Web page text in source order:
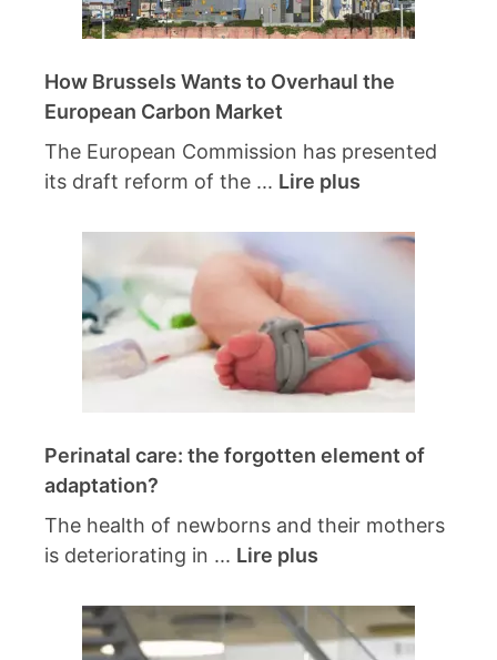
How Brussels Wants to Overhaul the
European Carbon Market
The European Commission has presented
its draft reform of the ... Lire plus
Perinatal care: the forgotten element of
adaptation?
The health of newborns and their mothers
is deteriorating in ... Lire plus